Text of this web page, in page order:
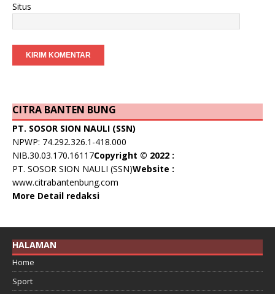
Situs
CITRA BANTEN BUNG
PT. SOSOR SION NAULI (SSN)
NPWP: 74.292.326.1-418.000
NIB.30.03.170.16117Copyright © 2022 :
PT. SOSOR SION NAULI (SSN)Website :
www.citrabantenbung.com
More Detail redaksi
HALAMAN
Home
Sport